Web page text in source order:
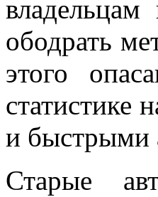
ободрать
этого
статистике
и быстрыми
Старые